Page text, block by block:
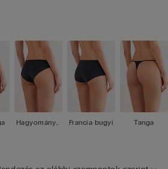
Hagyományo
Francia bugyi Tanga